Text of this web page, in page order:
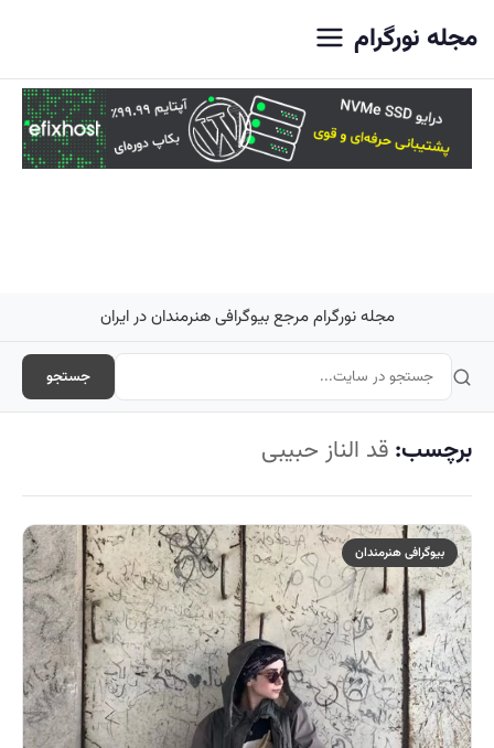
مجله نورگرام
مجله نورگرام مرجع بیوگرافی هنرمندان در ایران
جستجو
برچسب: قد الناز حبیبی
بیوگرافی هنرمندان